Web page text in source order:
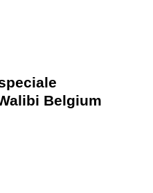
Belgium